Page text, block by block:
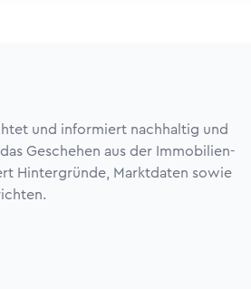
und informiert nachhaltig und
Geschehen aus der Immobilien-
Hintergründe, Marktdaten sowie